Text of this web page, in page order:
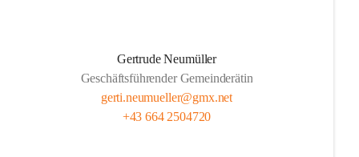
Gertrude Neumüller
Geschäftsführender Gemeinderätin
gerti.neumueller@gmx.net
+43 664 2504720